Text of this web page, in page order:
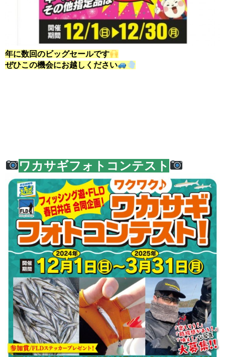
年に数回のビッグセールです
ぜひこの機会にお越しください
ワカサギフォトコンテスト